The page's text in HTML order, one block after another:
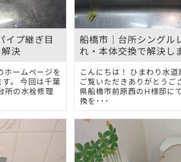
イプ継ぎ目
決
ホームページを
。 今回は千葉
所の水栓修理
船橋市｜台所シングル
れ・本体交換で解決し
こんにちは！ ひまわり水
ご覧いただきありがとうご
県船橋市前原西のH様邸に
換を･･･